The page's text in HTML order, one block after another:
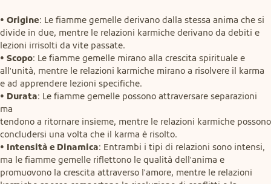
• Origine: Le fiamme gemelle derivano dalla stessa anima che si
divide in due, mentre le relazioni karmiche derivano da debiti e
lezioni irrisolti da vite passate.
• Scopo: Le fiamme gemelle mirano alla crescita spirituale e
all'unità, mentre le relazioni karmiche mirano a risolvere il karma
e ad apprendere lezioni specifiche.
• Durata: Le fiamme gemelle possono attraversare separazioni
ma
tendono a ritornare insieme, mentre le relazioni karmiche possono
concludersi una volta che il karma è risolto.
• Intensità e Dinamica: Entrambi i tipi di relazioni sono intensi,
ma le fiamme gemelle riflettono le qualità dell'anima e
promuovono la crescita attraverso l'amore, mentre le relazioni